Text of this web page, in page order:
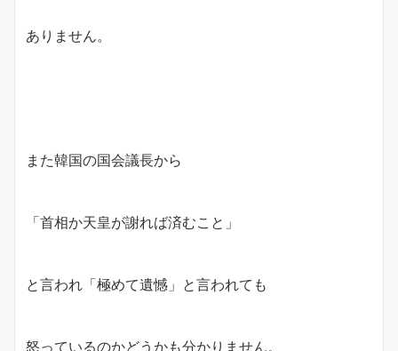
ありません。
また韓国の国会議長から
「首相か天皇が謝れば済むこと」
と言われ「極めて遺憾」と言われても
怒っているのかどうかも分かりません。